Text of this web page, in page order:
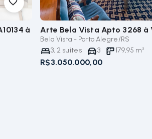
à
Arte Bela Vista Apto 3268 à
Bela Vista - Porto Alegre/RS
3, 2 suítes 3 179,95 m²
R$3.050.000,00